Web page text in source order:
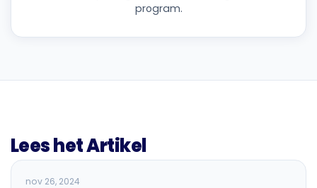
program.
Lees het Artikel
BLOG
nov 26, 2024